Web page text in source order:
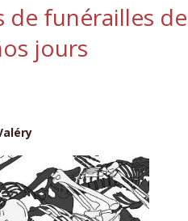
de funérailles de
jours